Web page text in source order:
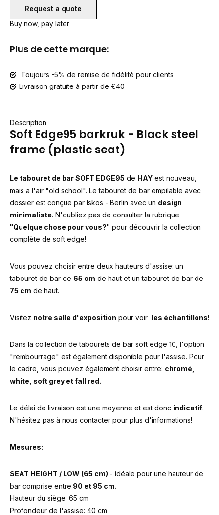
Request a quote
Buy now, pay later
Plus de cette marque:
Toujours -5% de remise de fidélité pour clients
Livraison gratuite à partir de €40
Description
Soft Edge95 barkruk - Black steel
frame (plastic seat)
Le tabouret de bar SOFT EDGE95 de HAY est nouveau,
mais a l'air "old school". Le tabouret de bar empilable avec
dossier est conçue par Iskos - Berlin avec un design
minimaliste. N'oubliez pas de consulter la rubrique
"Quelque chose pour vous?" pour découvrir la collection
complète de soft edge!
Vous pouvez choisir entre deux hauteurs d'assise: un
tabouret de bar de 65 cm de haut et un tabouret de bar de
75 cm de haut.
Visitez notre salle d'exposition pour voir les échantillons!
Dans la collection de tabourets de bar soft edge 10, l'option
"rembourrage" est également disponible pour l'assise. Pour
le cadre, vous pouvez également choisir entre: chromé,
white, soft grey et fall red.
Le délai de livraison est une moyenne et est donc indicatif.
N'hésitez pas à nous contacter pour plus d'informations!
Mesures:
SEAT HEIGHT / LOW (65 cm) - idéale pour une hauteur de
bar comprise entre 90 et 95 cm.
Hauteur du siège: 65 cm
Profondeur de l'assise: 40 cm